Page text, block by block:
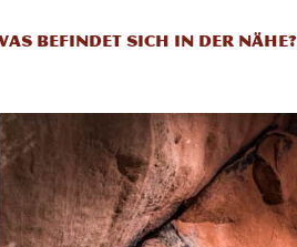
BEFINDET SICH IN DER NÄHE?